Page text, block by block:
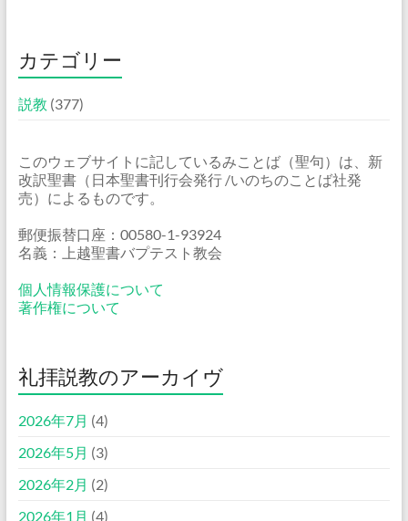
カテゴリー
説教 (377)
このウェブサイトに記しているみことば（聖句）は、新
改訳聖書（日本聖書刊行会発行 /いのちのことば社発
売）によるものです。
郵便振替口座：00580-1-93924
名義：上越聖書バプテスト教会
個人情報保護について
著作権について
礼拝説教のアーカイヴ
2026年7月 (4)
2026年5月 (3)
2026年2月 (2)
2026年1月 (4)